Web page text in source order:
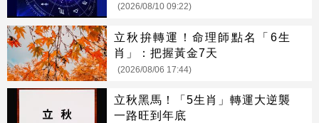
(2026/08/10 09:22)
立秋拚轉運！命理師點名「6生
肖」：把握黃金7天
(2026/08/06 17:44)
立秋黑馬！「5生肖」轉運大逆襲
一路旺到年底